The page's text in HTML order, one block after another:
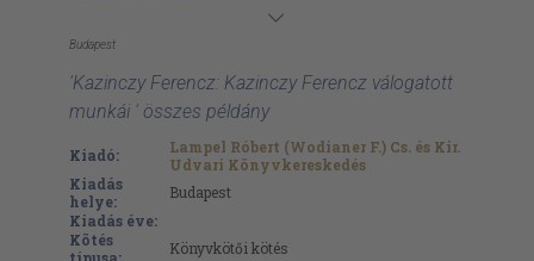
Budapest
'Kazinczy Ferencz: Kazinczy Ferencz válogatott
munkái ' összes példány
Kiadó:
Lampel Róbert (Wodianer F.) Cs. és Kir.
Udvari Könyvkereskedés
Kiadás
helye:
Budapest
Kiadás éve:
Kötés
Könyvkötői kötés